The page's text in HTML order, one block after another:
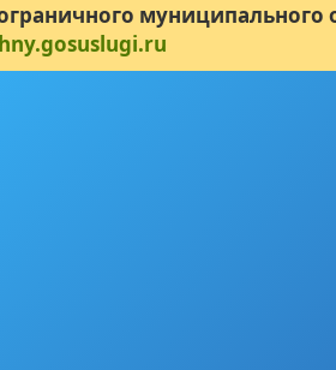
муниципального